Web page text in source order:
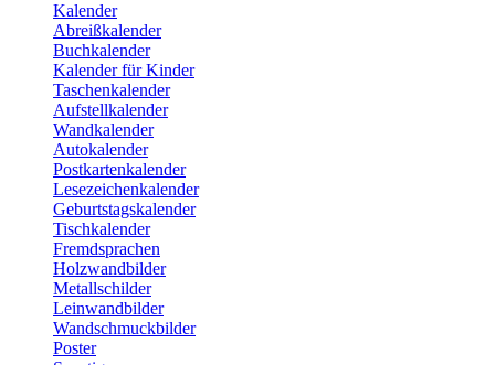
Kalender
Abreißkalender
Buchkalender
Kalender für Kinder
Taschenkalender
Aufstellkalender
Wandkalender
Autokalender
Postkartenkalender
Lesezeichenkalender
Geburtstagskalender
Tischkalender
Fremdsprachen
Holzwandbilder
Metallschilder
Leinwandbilder
Wandschmuckbilder
Poster